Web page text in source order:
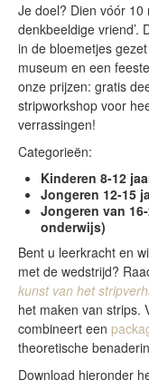
Je doel? Dien vóór 10
denkbeeldige vriend’.
in de bloemetjes
museum en een
onze prijzen: gratis
stripworkshop voor
verrassingen!
Categorieën:
Kinderen 8-12
Jongeren 12-15
Jongeren van
onderwijs)
Bent u leerkracht en
met de wedstrijd?
kunst van het
het maken van strips.
combineert een
theoretische
Download hieronder